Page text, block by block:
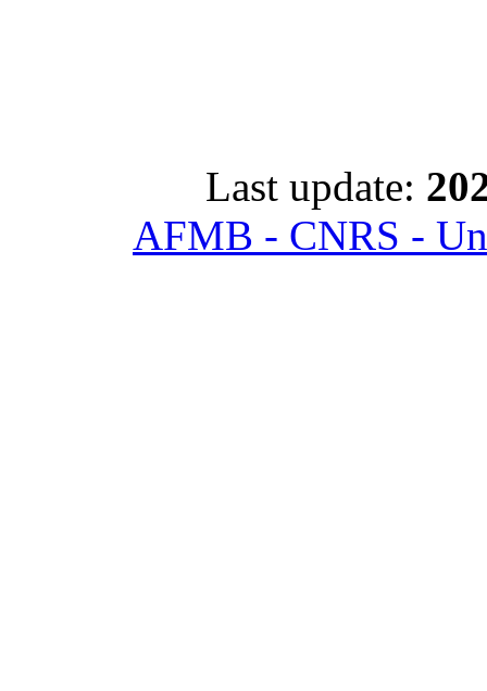
Last update:
AFMB - CNRS -